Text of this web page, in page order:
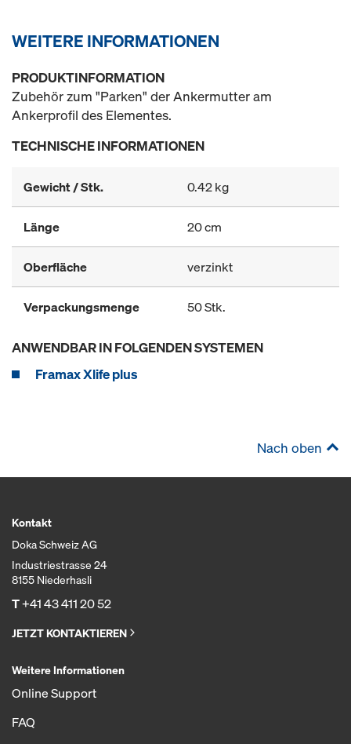
WEITERE INFORMATIONEN
PRODUKTINFORMATION
Zubehör zum "Parken" der Ankermutter am
Ankerprofil des Elementes.
TECHNISCHE INFORMATIONEN
Gewicht / Stk. 0.42 kg
Länge 20 cm
Oberfläche verzinkt
Verpackungsmenge 50 Stk.
ANWENDBAR IN FOLGENDEN SYSTEMEN
Framax Xlife plus
Nach oben
Kontakt
Doka Schweiz AG
Industriestrasse 24
8155 Niederhasli
T+41 43 411 20 52
JETZT KONTAKTIEREN
Weitere Informationen
Online Support
FAQ